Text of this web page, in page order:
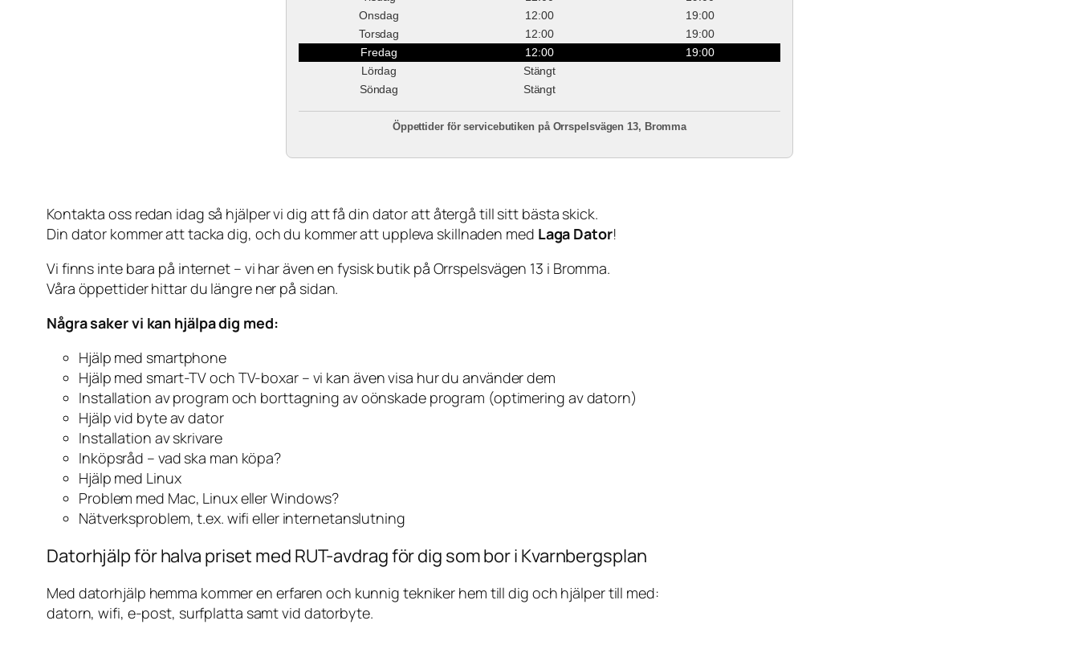
Onsdag
12:00
19:00
Torsdag
12:00
19:00
Fredag
12:00
19:00
Lördag
Stängt
Söndag
Stängt
Öppettider för servicebutiken på Orrspelsvägen 13, Bromma
Kontakta oss redan idag så hjälper vi dig att få din dator att återgå till sitt bästa skick.
Din dator kommer att tacka dig, och du kommer att uppleva skillnaden med Laga Dator!
Vi finns inte bara på internet – vi har även en fysisk butik på Orrspelsvägen 13 i Bromma.
Våra öppettider hittar du längre ner på sidan.
Några saker vi kan hjälpa dig med:
Hjälp med smartphone
Hjälp med smart-TV och TV-boxar – vi kan även visa hur du använder dem
Installation av program och borttagning av oönskade program (optimering av datorn)
Hjälp vid byte av dator
Installation av skrivare
Inköpsråd – vad ska man köpa?
Hjälp med Linux
Problem med Mac, Linux eller Windows?
Nätverksproblem, t.ex. wifi eller internetanslutning
Datorhjälp för halva priset med RUT-avdrag för dig som bor i Kvarnbergsplan
Med datorhjälp hemma kommer en erfaren och kunnig tekniker hem till dig och hjälper till med:
datorn, wifi, e-post, surfplatta samt vid datorbyte.